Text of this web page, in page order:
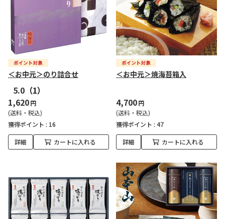
＜お中元＞のり詰合せ
5.0 （1）
1,620円
(送料・税込)
獲得ポイント : 16
詳細 カートに入れる
＜お中元＞焼海苔箱入
4,700円
(送料・税込)
獲得ポイント : 47
詳細 カートに入れる